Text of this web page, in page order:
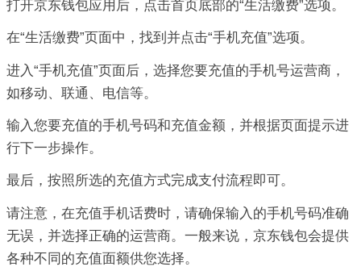
打开京东钱包应用后，点击首页底部的“生活缴费”选项。
在“生活缴费”页面中，找到并点击“手机充值”选项。
进入“手机充值”页面后，选择您要充值的手机号运营商，
如移动、联通、电信等。
输入您要充值的手机号码和充值金额，并根据页面提示进
行下一步操作。
最后，按照所选的充值方式完成支付流程即可。
请注意，在充值手机话费时，请确保输入的手机号码准确
无误，并选择正确的运营商。一般来说，京东钱包会提供
各种不同的充值面额供您选择。